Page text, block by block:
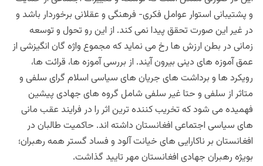
و پشتیبانی استوار عوامل فکری- فرهنگی و عقلانی برخوردار باشد و
در غیر این صورت تحقق پیدا نمی کند. از این رو تحول و توسعه
زمانی در بطن ارزش ها رخ می نماید که مجموع واژه گان انگیزشی از
عمق آموزه های دینی بیرون آیند. از بررسی آموزه ها، قرائت ها،
رویکرد ها و برداشت های جریان های سیاسی اسلام گرای سلفی و
متاثر از سلفی و حتا غیر سلفی شامل گروه های جهادی پیشین
فهمیده می شود که تخریب کننده ترین اثر را در فرایند عقب مانی
های سیاسی اجتماعی افغانستان داشته اند. حاکمیت طالبان در
افغانستان بر ناکارایی های خیانت آلود و فساد گستر همه رهبران؛
بویژه رهبران جهادی افغانستان مهر تایید گذاشت.